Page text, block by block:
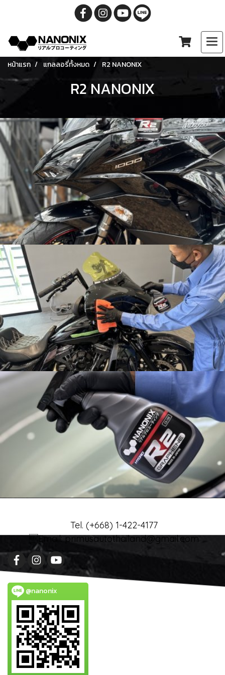
หน้าแรก แกลลอรี่ทั้งหมด R2 NANONIX
R2 NANONIX
Tel. (+668) 1-422-4177
Email: primusautothailand@gmail.com
@nanonix